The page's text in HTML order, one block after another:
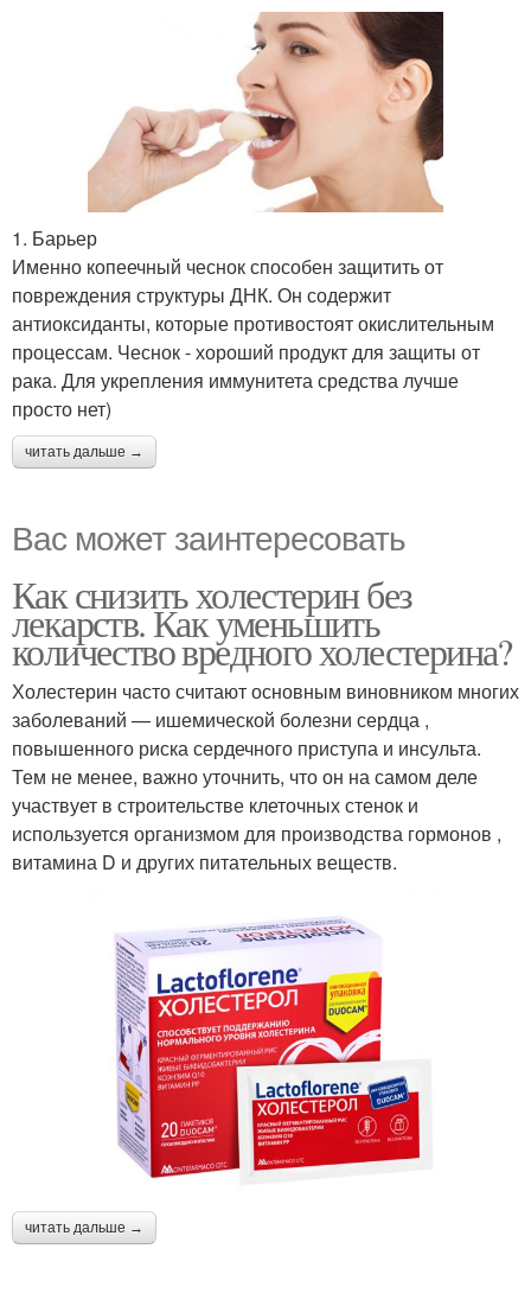
1. Барьер
Именно копеечный чеснок способен защитить от
повреждения структуры ДНК. Он содержит
антиоксиданты, которые противостоят окислительным
процессам. Чеснок - хороший продукт для защиты от
рака. Для укрепления иммунитета средства лучше
просто нет)
читать дальше →
Вас может заинтересовать
Как снизить холестерин без
лекарств. Как уменьшить
количество вредного холестерина?
Холестерин часто считают основным виновником многих
заболеваний — ишемической болезни сердца ,
повышенного риска сердечного приступа и инсульта.
Тем не менее, важно уточнить, что он на самом деле
участвует в строительстве клеточных стенок и
используется организмом для производства гормонов ,
витамина D и других питательных веществ.
читать дальше →